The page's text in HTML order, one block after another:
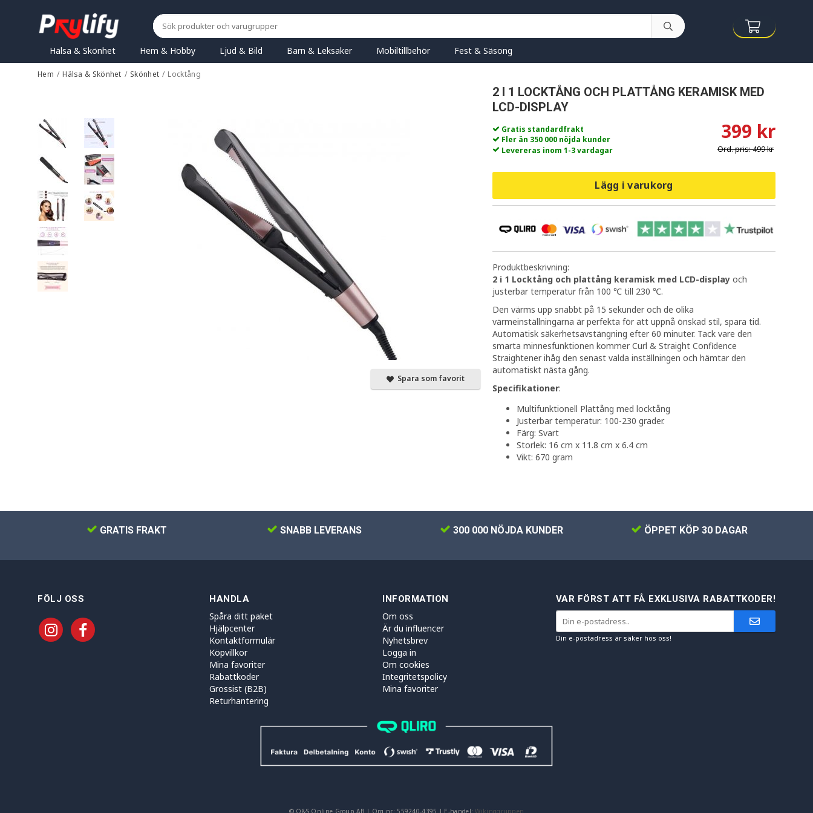
Hälsa & Skönhet Hem & Hobby Ljud & Bild Barn & Leksaker Mobiltillbehör Fest & Säsong
Hem / Hälsa & Skönhet / Skönhet / Locktång
2 I 1 LOCKTÅNG OCH PLATTÅNG KERAMISK MED
LCD-DISPLAY
Gratis standardfrakt
Fler än 350 000 nöjda kunder
Levereras inom 1-3 vardagar
399 kr
Ord. pris:499 kr
Lägg i varukorg
Produktbeskrivning:
2 i 1 Locktång och plattång keramisk med LCD-display och
justerbar temperatur från 100 ℃ till 230 ℃.
Den värms upp snabbt på 15 sekunder och de olika
värmeinställningarna är perfekta för att uppnå önskad stil, spara tid.
Automatisk säkerhetsavstängning efter 60 minuter. Tack vare den
smarta minnesfunktionen kommer Curl & Straight Confidence
Straightener ihåg den senast valda inställningen och hämtar den
automatiskt nästa gång.
Specifikationer:
Multifunktionell Plattång med locktång
Justerbar temperatur: 100-230 grader.
Färg: Svart
Storlek: 16 cm x 11.8 cm x 6.4 cm
Vikt: 670 gram
Spara som favorit
GRATIS FRAKT SNABB LEVERANS 300 000 NÖJDA KUNDER ÖPPET KÖP 30 DAGAR
FÖLJ OSS HANDLA
Spåra ditt paket
Hjälpcenter
Kontaktformulär
Köpvillkor
Mina favoriter
Rabattkoder
Grossist (B2B)
Returhantering
INFORMATION
Om oss
Är du influencer
Nyhetsbrev
Logga in
Om cookies
Integritetspolicy
Mina favoriter
VAR FÖRST ATT FÅ EXKLUSIVA RABATTKODER!
Din e-postadress är säker hos oss!